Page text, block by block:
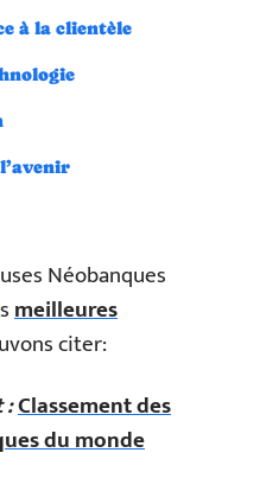
à la clientèle
Néobanques
meilleures
citer:
:Classement des
du monde